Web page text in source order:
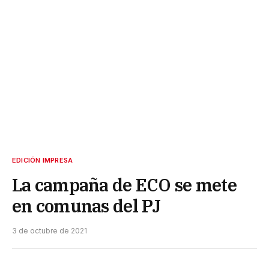
EDICIÓN IMPRESA
La campaña de ECO se mete
en comunas del PJ
3 de octubre de 2021